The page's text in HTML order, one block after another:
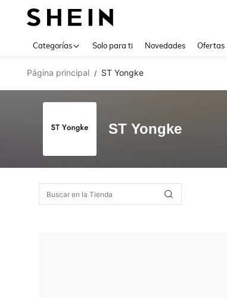
Categorías Solo para ti Novedades Ofertas
Página principal / ST Yongke
ST Yongke